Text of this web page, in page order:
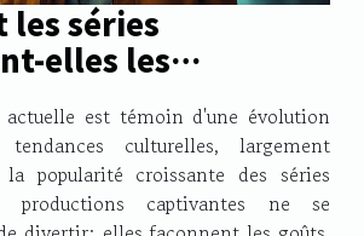
les séries
elles les
culturelles
actuelle est témoin d'une évolution
culturelles, largement
popularité croissante des séries
productions captivantes ne se